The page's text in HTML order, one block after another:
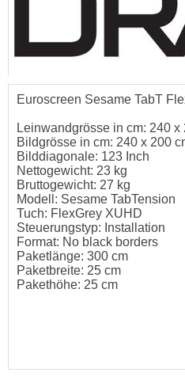
Euroscreen Sesame TabT
Leinwandgrösse in cm: 240 x
Bildgrösse in cm: 240 x 200
Bilddiagonale: 123 Inch
Nettogewicht: 23 kg
Bruttogewicht: 27 kg
Modell: Sesame TabTension
Tuch: FlexGrey XUHD
Steuerungstyp: Installation
Format: No black borders
Paketlänge: 300 cm
Paketbreite: 25 cm
Pakethöhe: 25 cm